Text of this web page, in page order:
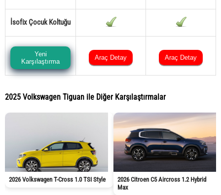
İsofix Çocuk Koltuğu
Yeni
Karşılaştırma
Araç Detay Araç Detay
2025 Volkswagen Tiguan ile Diğer Karşılaştırmalar
2026 Volkswagen T-Cross 1.0 TSI Style
2026 Citroen C5 Aircross 1.2 Hybrid
Max